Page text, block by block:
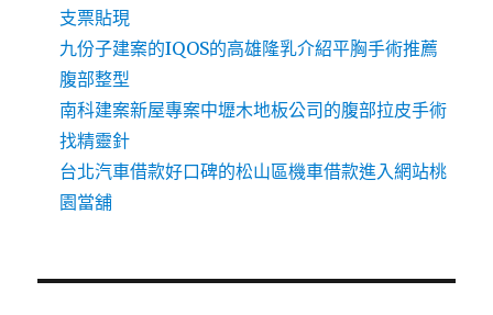
支票貼現
九份子建案的IQOS的高雄隆乳介紹平胸手術推薦
腹部整型
南科建案新屋專案中壢木地板公司的腹部拉皮手術
找精靈針
台北汽車借款好口碑的松山區機車借款進入網站桃
園當舖